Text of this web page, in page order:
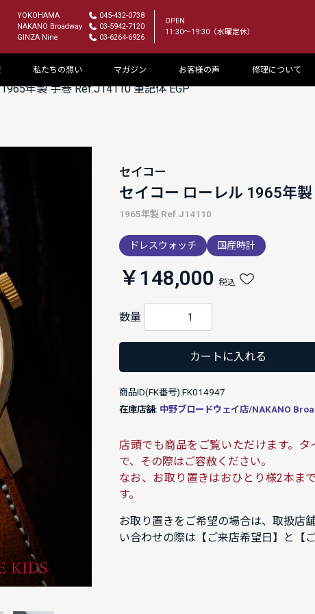
YOKOHAMA
045-432-0738
NAKANO Broadway
03-5942-7120
GINZA Nine
03-6264-6926
OPEN
11:30～19:30（水曜定休）
私たちの想い マガジン お客様の声 修理について
年製 手巻 Ref.J14110 筆記体 EGP
セイコー
セイコー ローレル 1965年
1965年製 Ref.J14110
ドレスウォッチ 国産時計
￥148,000 税込
数量
カートに入れる
商品ID(FK番号):FK014947
在庫店舗: 中野ブロードウェイ店/NAKANO
店頭でも商品をご覧いただけます。
で、その際はご容赦ください。
なお、お取り置きはおひとり様2本ま
す。
お取り置きをご希望の場合は、取扱店
い合わせの際は【ご来店希望日】と【